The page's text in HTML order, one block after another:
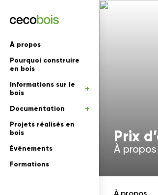
À propos
Pourquoi construire
en bois
Informations sur le
bois
Documentation
Projets réalisés en
bois
Événements
Formations
en bois
Prix
À propos